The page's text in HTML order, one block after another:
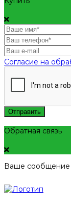
Согласие на
Отправить
Обратная связь
Ваше сообщение